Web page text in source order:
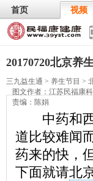
首页 视频
武术 气功
20170720北京养
三九益生通 > 养生节目 >
图文作者： 江苏民福康
责编：陈娟
中药和西
道比较难闻
药来的快，
下面就请北